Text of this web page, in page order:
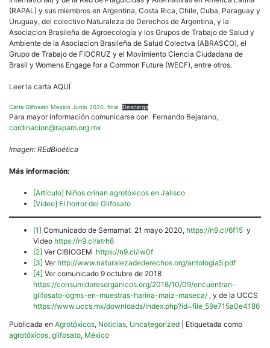
(RAPAL) y sus miembros en Argentina, Costa Rica, Chile, Cuba, Paraguay y
Uruguay, del colectivo Naturaleza de Derechos de Argentina, y la
Asociacion Brasileña de Agroecología y los Grupos de Trabajo de Salud y
Ambiente de la Asociacion Brasileña de Salud Colectva (ABRASCO), el
Grupo de Trabajo de FIOCRUZ y el Movimiento Ciencia Ciudadana de
Brasil y Womens Engage for a Common Future (WECF), entre otros.
Leer la carta AQUÍ
Carta Glifosato Mexico Junio 2020. final Descarga
Para mayor información comunicarse con Fernando Bejarano,
cordinacion@rapam.org.mx
Imagen: REdBioética
Más información:
[Artículo] Niños orinan agrotóxicos en Jalisco
[Vídeo] El horror del Glifosato
[1] Comunicado de Semarnat 21 mayo 2020, https://n9.cl/6f15 y
Video https://n9.cl/atrh6
[2] Ver CIBIOGEM https://n9.cl/iw0f
[3] Ver http://www.naturalezadederechos.org/antologia5.pdf
[4] Ver comunicado 9 octubre de 2018
https://consumidoresorganicos.org/2018/10/09/encuentran-
glifosato-ogms-en-muestras-harina-maiz-maseca/ , y de la UCCS
https://www.uccs.mx/downloads/index.php?id=file_59e715a0e4186
Publicada en Agrotóxicos, Noticias, Uncategorized
Etiquetada como
agrotóxicos, glifosato, México